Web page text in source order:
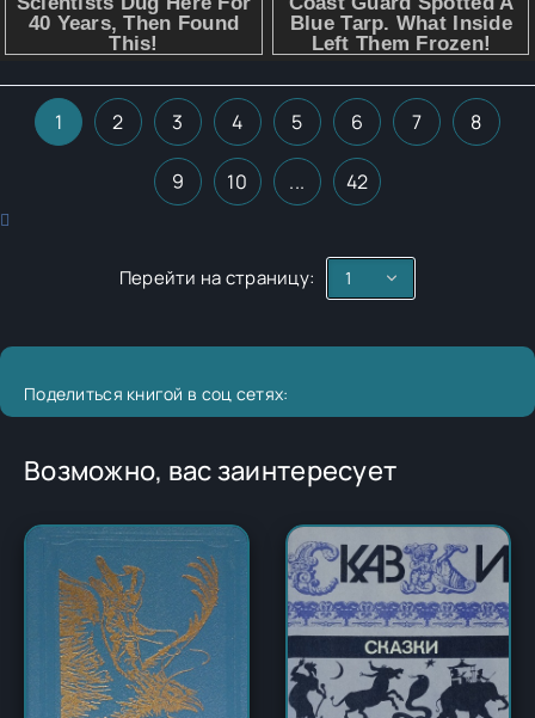
1 2 3 4 5 6 7 8
9 10 ... 42
Перейти на страницу:
Поделиться книгой в соц сетях:
Возможно, вас заинтересует